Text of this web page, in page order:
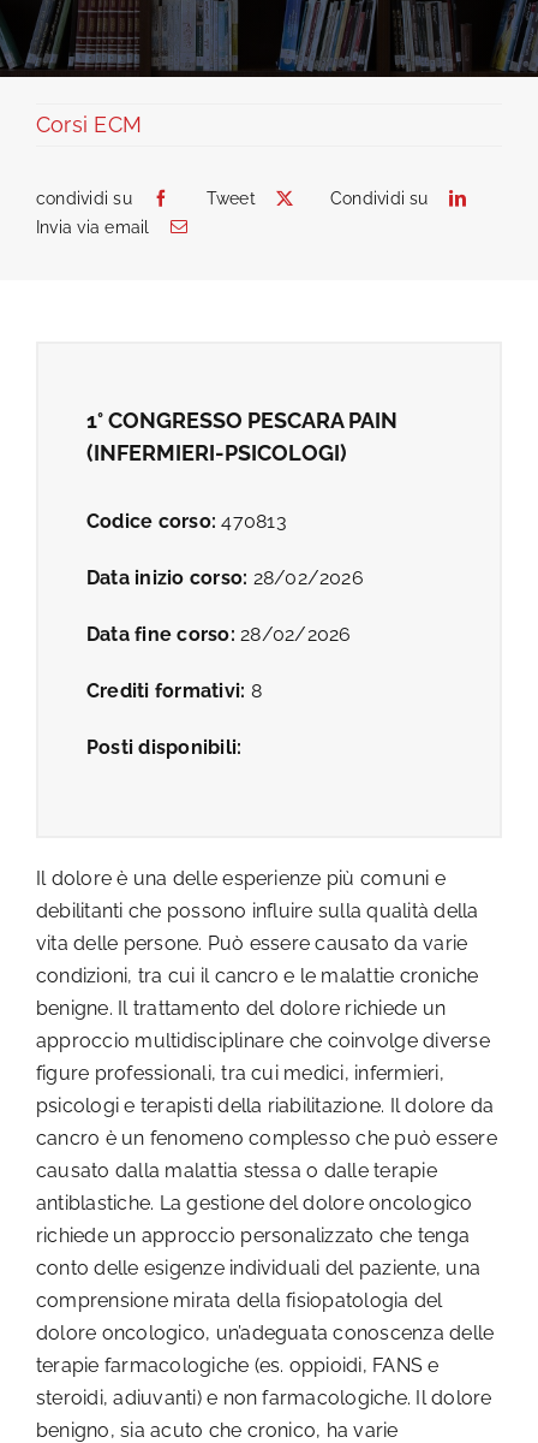
Provider ECM
Corsi ECM
condividi su Tweet
Condividi su
Invia via email
1° CONGRESSO PESCARA PAIN
(INFERMIERI-PSICOLOGI)
Codice corso:470813
Data inizio corso: 28/02/2026
Data fine corso: 28/02/2026
Crediti formativi: 8
Posti disponibili:
Il dolore è una delle esperienze più comuni e
debilitanti che possono influire sulla qualità della
vita delle persone. Può essere causato da varie
condizioni, tra cui il cancro e le malattie croniche
benigne. Il trattamento del dolore richiede un
approccio multidisciplinare che coinvolge diverse
figure professionali, tra cui medici, infermieri,
psicologi e terapisti della riabilitazione. Il dolore da
cancro è un fenomeno complesso che può essere
causato dalla malattia stessa o dalle terapie
antiblastiche. La gestione del dolore oncologico
richiede un approccio personalizzato che tenga
conto delle esigenze individuali del paziente, una
comprensione mirata della fisiopatologia del
dolore oncologico, un’adeguata conoscenza delle
terapie farmacologiche (es. oppioidi, FANS e
steroidi, adiuvanti) e non farmacologiche. Il dolore
benigno, sia acuto che cronico, ha varie